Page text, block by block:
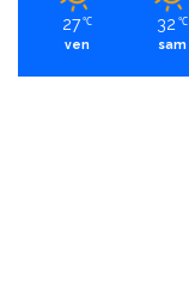
27 ℃
ven
32 ℃
sam